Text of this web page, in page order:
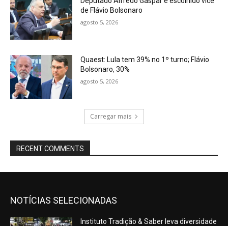
de Flávio Bolsonaro
agosto 5, 2026
Quaest: Lula tem 39% no 1º turno; Flávio
Bolsonaro, 30%
agosto 5, 2026
Carregar mais
RECENT COMMENTS
NOTÍCIAS SELECIONADAS
Instituto Tradição & Saber leva diversidade